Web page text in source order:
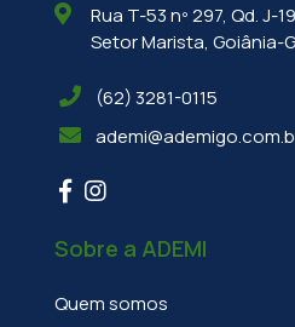
Rua T-53 nº 297, Qd. J-
Setor Marista, Goiânia-
(62) 3281-0115
Sobre a ADEMI
Quem somos